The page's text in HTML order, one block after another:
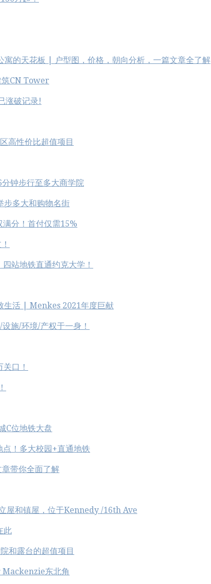
的天花板 | 户型图，价格，朝向分析，一篇文章全了解
筑CN Tower
涨破记录!
高性价比超值项目
钟步行至多大商学院
步多大和购物名街
满分！首付仅需15%
站地铁直通约克大学！
生活 | Menkes 2021年度巨献
施/环境/产权于一身！
口！
C位地铁大盘
！多大校园+直通地铁
带你全面了解
屋和镇屋，位于Kennedy /16th Ave
此
和露台的超值项目
Mackenzie东北角